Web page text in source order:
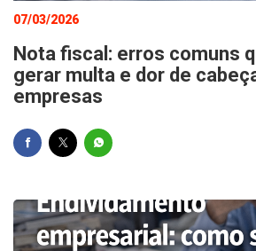
07/03/2026
Nota fiscal: erros comuns
gerar multa e dor de
empresas